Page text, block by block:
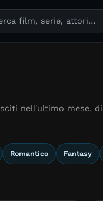
film, serie TV,
nell'ultimo mese,
Romantico Fantasy